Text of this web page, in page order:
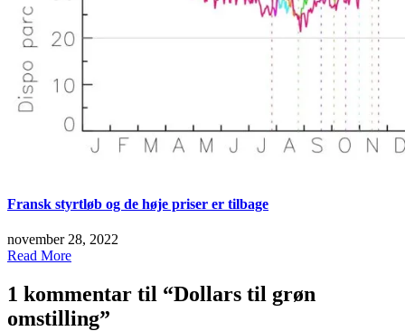
Fransk styrtløb og de høje priser er tilbage
november 28, 2022
Read More
1 kommentar til “Dollars til grøn
omstilling”